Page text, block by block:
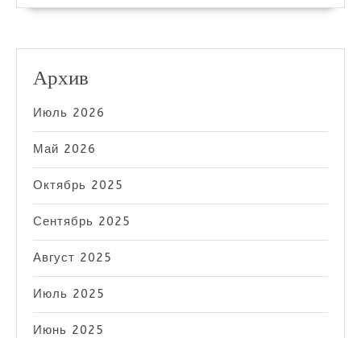
Архив
Июль 2026
Май 2026
Октябрь 2025
Сентябрь 2025
Август 2025
Июль 2025
Июнь 2025